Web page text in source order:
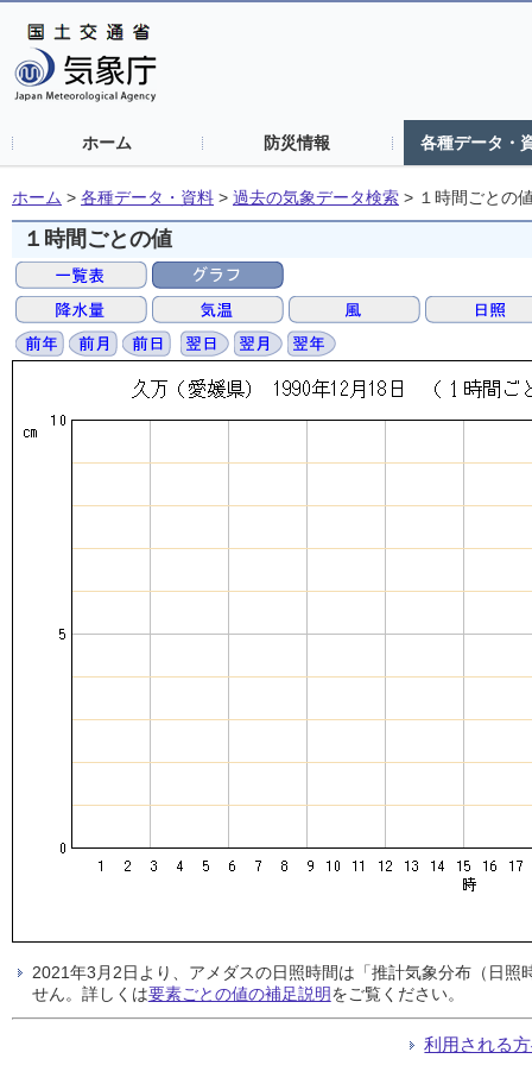
ホーム 防災情報 各種データ・
ホーム > 各種データ・資料 > 過去の気象データ検索 > １時間ごとの
１時間ごとの値
2021年3月2日より、アメダスの日照時間は「推計気象分布（日
せん。詳しくは要素ごとの値の補足説明をご覧ください。
利用される